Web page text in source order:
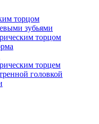
торцом
зубьями
торцом
торцем
головкой